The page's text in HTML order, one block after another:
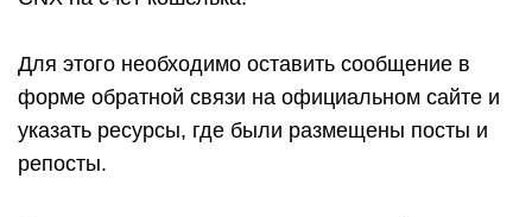
Для этого необходимо оставить сообщение в
форме обратной связи на официальном сайте и
указать ресурсы, где были размещены посты и
репосты.